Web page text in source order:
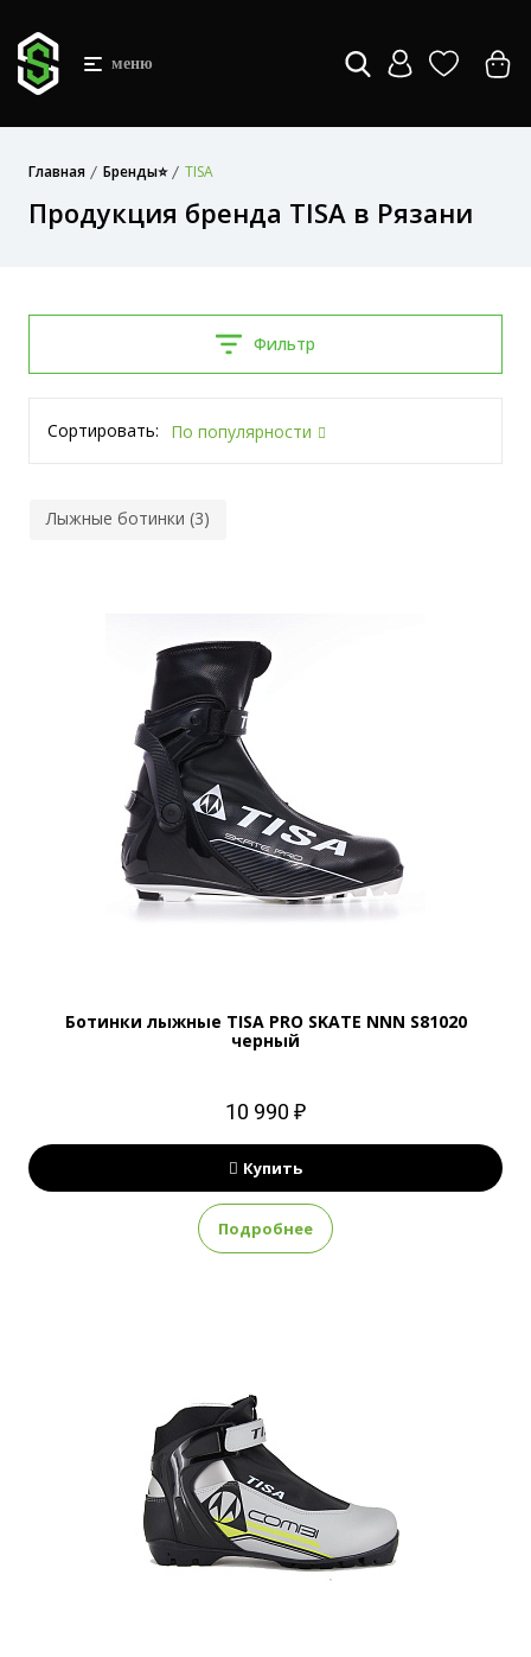
меню
Главная Бренды⭐ TISA
Продукция бренда TISA в Рязани
Фильтр
Сортировать: По популярности
Лыжные ботинки (3)
Ботинки лыжные TISA PRO SKATE NNN S81020
черный
10 990 ₽
Купить
Подробнее